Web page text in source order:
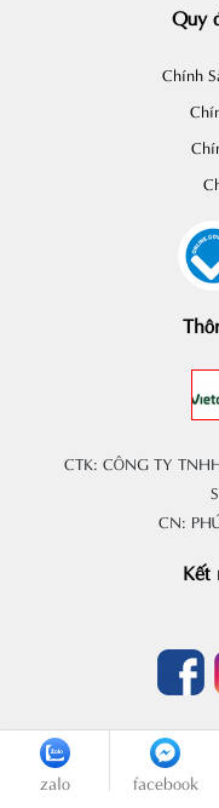
zalo facebook
Quy
Chính
CTK: CÔNG TY
CN:
Kết
Copyright © 2020TRÀ
web.vn